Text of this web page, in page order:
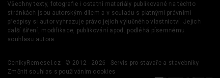
Všechny texty, fotografie i ostatní materiály publikované na těchto
stránkách jsou autorským dílem a v souladu s platnými právními
předpisy si autor vyhrazuje právo jejich výlučného vlastnictví. Jejich
další šíření, modifikace, publikování apod. podléhá písemnému
souhlasu autora.
CenikyRemesel.cz © 2012 - 2026
Servis pro stavaře a stavebníky
Změnit souhlas s používáním cookies